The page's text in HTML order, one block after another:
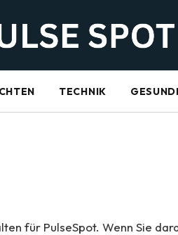
TECHNIK
für PulseSpot. Wenn Sie